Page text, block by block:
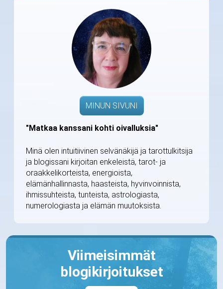
MINUN SIVUNI
"Matkaa kanssani kohti oivalluksia"
Minä olen intuitiivinen selvänäkijä ja tarottulkitsija
ja blogissani kirjoitan enkeleistä, tarot- ja
oraakkelikorteista, energioista,
elämänhallinnasta, haasteista, hyvinvoinnista,
ihmissuhteista, tunteista, astrologiasta,
numerologiasta ja elämän muutoksista.
Viimeisimmät
blogikirjoitukset